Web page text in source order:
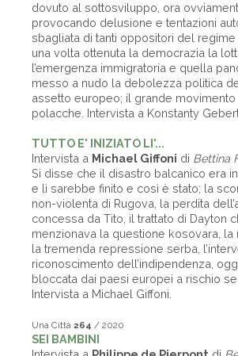
dovuto al sottosviluppo, ora
provocando delusione e tentazioni
sbagliata di tanti oppositori del
una volta ottenuta la democrazia la
l’emergenza immigratoria e quella
messo a nudo la debolezza politica
assetto europeo; il grande
polacche. Intervista a Konstanty
TUTTO E' INIZIATO LI'...
Intervista a Michael Giffoni di Bettina
Si disse che il disastro balcanico era
e lì sarebbe finito e così è stato; la
non-violenta di Rugova, la perdita
concessa da Tito, il trattato di Dayton
menzionava la questione kosovara, la
la tremenda repressione serba,
riconoscimento dell’indipendenza,
bloccata dai paesi europei a rischio
Intervista a Michael Giffoni.
Una Città 264 / 2020
SEI BAMBINI